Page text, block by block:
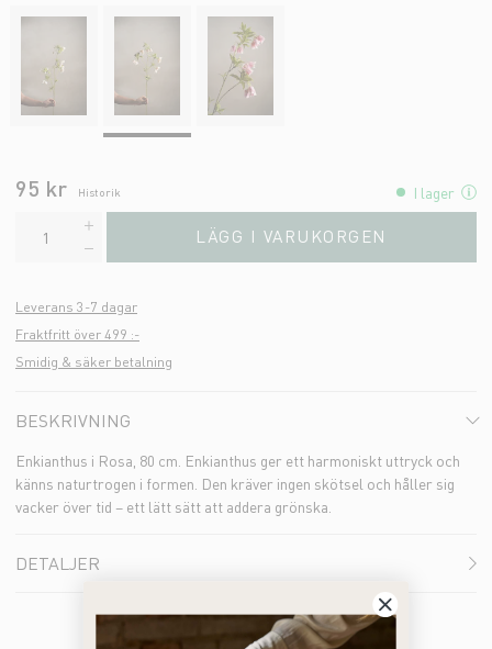
95 kr Historik I lager
LÄGG I VARUKORGEN
Leverans 3-7 dagar
Fraktfritt över 499 :-
Smidig & säker betalning
BESKRIVNING
Enkianthus i Rosa, 80 cm. Enkianthus ger ett harmoniskt uttryck och
känns naturtrogen i formen. Den kräver ingen skötsel och håller sig
vacker över tid – ett lätt sätt att addera grönska.
DETALJER